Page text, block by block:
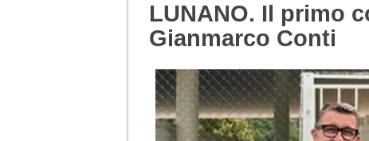
LUNANO. Il primo
Gianmarco Conti